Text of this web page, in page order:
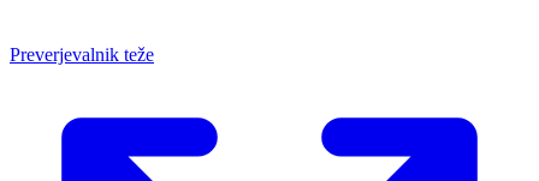
Preverjevalnik teže